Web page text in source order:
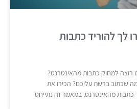
לך להוריד כתבות
רוצה למחוק כתבות מהאינטרנט?
שכתוב ברשת עליכם? הכירו את
כתבות מהאינטרנט. במאמר זה נתייחס